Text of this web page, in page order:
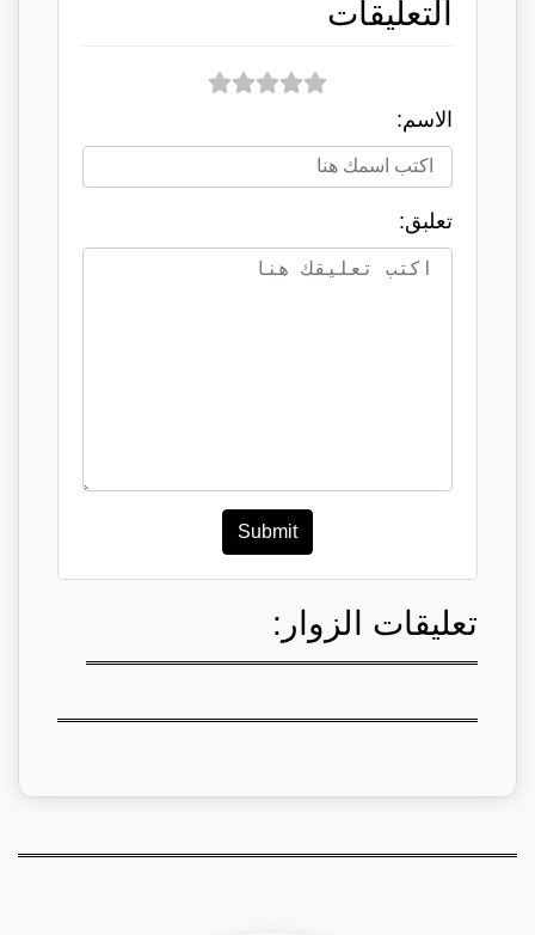
التعليقات
الاسم:
تعلبق:
Submit
تعليقات الزوار: